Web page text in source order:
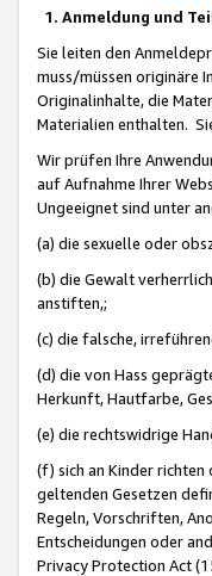
1. Anmeldung und
Sie leiten den
muss/müssen originäre
Originalinhalte, die
Materialien enthalten.
Wir prüfen Ihre
auf Aufnahme Ihrer
Ungeeignet sind unter
(a) die sexuelle oder
(b) die Gewalt
anstiften,;
(c) die falsche,
(d) die von Hass
Herkunft, Hautfarbe,
(e) die rechtswidrige
(f) sich an Kinder
geltenden Gesetzen
Regeln, Vorschriften,
Entscheidungen oder
Privacy Protection Act